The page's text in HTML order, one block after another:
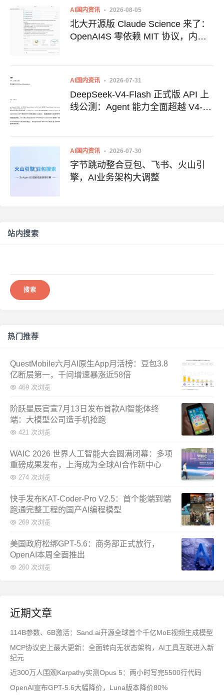
AI国内资讯 2026-08-05
北大开源版 Claude Science 来了：
OpenAI4S 零依赖 MIT 协议，内置
AI国内资讯 2026-07-31
DeepSeek-V4-Flash 正式版 API 上
线公测：Agent 能力全面超越 V4-
AI国内资讯 2026-07-30
字节跳动整合豆包、飞书、火山引
擎，AI业务架构大调整
站内搜索
热门推荐
QuestMobile六月AI原生App月活榜：豆包3.8
亿断层第一，千问增速暴涨近58倍
469 次浏览
阶跃星辰官宣7月13日发布首款AI智能体终
端：大模型公司造手机抢跑
421 次浏览
WAIC 2026 世界人工智能大会圆满闭幕：多项
重磅成果发布，上海成为全球AI合作新中心
274 次浏览
快手发布KAT-Coder-Pro V2.5：首个能端到端
跑通完整工程的国产AI编程模型
269 次浏览
美国政府松绑GPT-5.6：商务部正式放行，
OpenAI本周全面推出
260 次浏览
近期文章
114B参数、6B激活：Sand.ai开源全球首个千亿MoE视频生成模型
MCP协议史上最大更新：全面转向无状态架构，AI工具互联进入新
纪元
近300万人围观Karpathy实测Opus 5：两小时写完5500行代码
OpenAI宣布GPT-5.6大幅降价，Luna版本降价80%